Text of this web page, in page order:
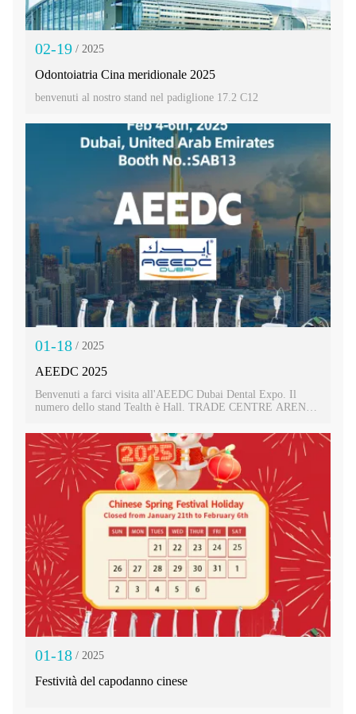
02-19 / 2025
Odontoiatria Cina meridionale 2025
benvenuti al nostro stand nel padiglione 17.2 C12
01-18 / 2025
AEEDC 2025
Benvenuti a farci visita all'AEEDC Dubai Dental Expo. Il
numero dello stand Tealth è Hall. TRADE CENTRE ARENA.
01-18 / 2025
Festività del capodanno cinese